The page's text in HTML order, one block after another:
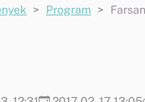
Program